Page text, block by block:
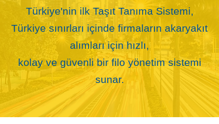
Türkiye'nin ilk Taşıt Tanıma Sistemi,
Türkiye sınırları içinde firmaların akaryakıt
alımları için hızlı,
kolay ve güvenli bir filo yönetim sistemi
sunar.